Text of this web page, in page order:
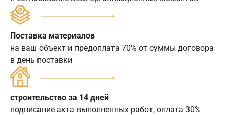
Поставка материалов
на ваш объект и предоплата 70% от суммы договора
в день поставки
строительство за 14 дней
подписание акта выполненных работ, оплата 30%